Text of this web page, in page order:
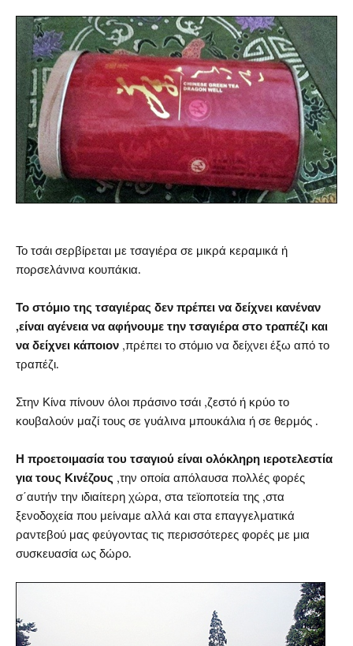
Το τσάι σερβίρεται με τσαγιέρα σε μικρά κεραμικά ή
πορσελάνινα κουπάκια.
Το στόμιο της τσαγιέρας δεν πρέπει να δείχνει κανέναν
,είναι αγένεια να αφήνουμε την τσαγιέρα στο τραπέζι και
να δείχνει κάποιον ,πρέπει το στόμιο να δείχνει έξω από το
τραπέζι.
Στην Κίνα πίνουν όλοι πράσινο τσάι ,ζεστό ή κρύο το
κουβαλούν μαζί τους σε γυάλινα μπουκάλια ή σε θερμός .
Η προετοιμασία του τσαγιού είναι ολόκληρη ιεροτελεστία
για τους Κινέζους ,την οποία απόλαυσα πολλές φορές
σ΄αυτήν την ιδιαίτερη χώρα, στα τεϊοποτεία της ,στα
ξενοδοχεία που μείναμε αλλά και στα επαγγελματικά
ραντεβού μας φεύγοντας τις περισσότερες φορές με μια
συσκευασία ως δώρο.